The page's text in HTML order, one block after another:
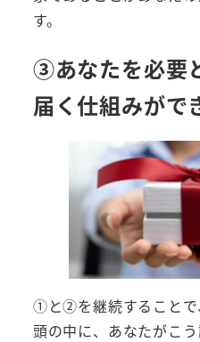
す。
③あなたを必要
届く仕組みがで
①と②を継続することで
頭の中に、あなたがこ